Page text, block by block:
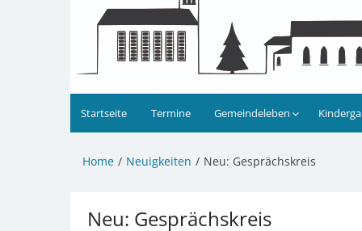
Startseite Termine Gemeindeleben
Home Neuigkeiten Neu: Gesprächskreis
Neu: Gesprächskreis